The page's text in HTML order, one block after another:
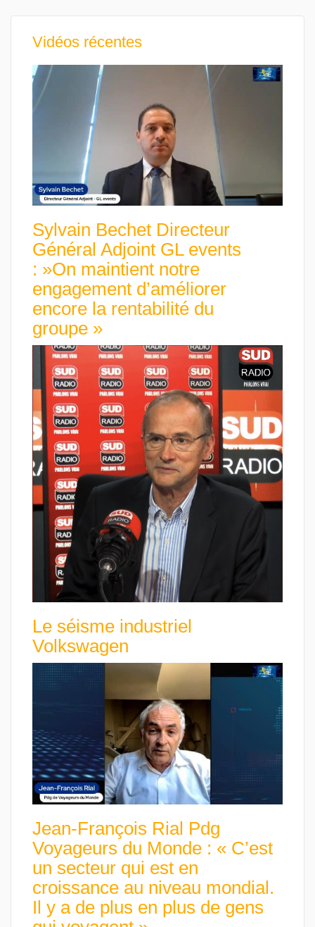
Vidéos récentes
Sylvain Bechet Directeur
Général Adjoint GL events
: »On maintient notre
engagement d’améliorer
encore la rentabilité du
groupe »
Le séisme industriel
Volkswagen
Jean-François Rial Pdg
Voyageurs du Monde : « C’est
un secteur qui est en
croissance au niveau mondial.
Il y a de plus en plus de gens